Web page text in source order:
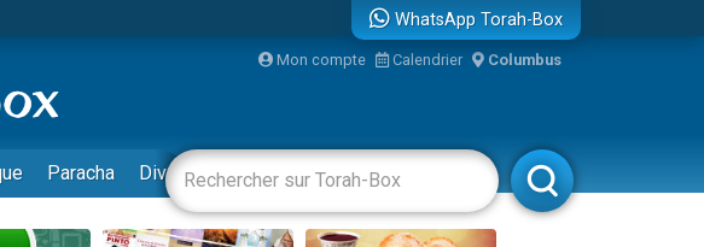
Orphelins
appartement insalubre
WhatsApp Torah-Box
Mon compte Calendrier Columbus
Paracha Divertissements Livres Rabbanim